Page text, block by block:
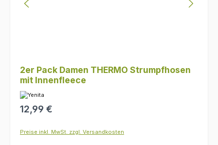
2er Pack Damen THERMO Strumpfhosen
mit Innenfleece
Regulärer Preis:
12,99 €
Preise inkl. MwSt. zzgl. Versandkosten